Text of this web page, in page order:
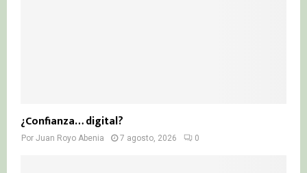
¿Confianza… digital?
Por Juan Royo Abenia 7 agosto, 2026 0